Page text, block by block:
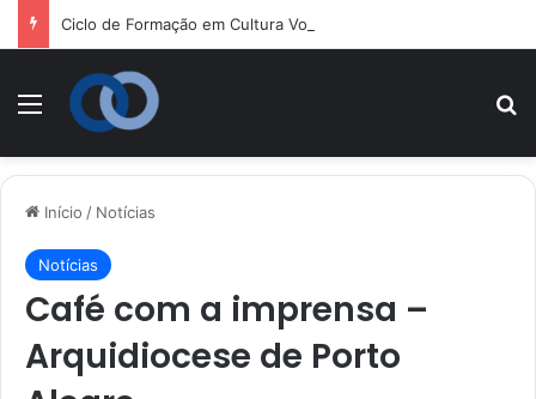
Menu
Início / Notícias
Notícias
Café com a imprensa –
Arquidiocese de Porto